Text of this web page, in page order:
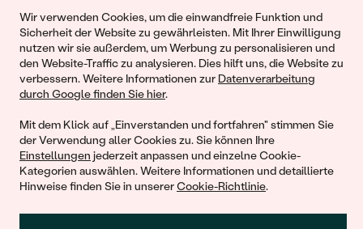
Wir verwenden Cookies, um die einwandfreie Funktion und
Sicherheit der Website zu gewährleisten. Mit Ihrer Einwilligung
nutzen wir sie außerdem, um Werbung zu personalisieren und
den Website-Traffic zu analysieren. Dies hilft uns, die Website zu
verbessern. Weitere Informationen zur Datenverarbeitung
durch Google finden Sie hier.
Mit dem Klick auf „Einverstanden und fortfahren" stimmen Sie
der Verwendung aller Cookies zu. Sie können Ihre
Einstellungen jederzeit anpassen und einzelne Cookie-
Kategorien auswählen. Weitere Informationen und detaillierte
Hinweise finden Sie in unsererCookie-Richtlinie.
Begleiten Sie uns!
© 2011 - 2026, Eppi.de